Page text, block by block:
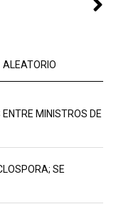
ALEATORIO
MINISTROS DE
SE